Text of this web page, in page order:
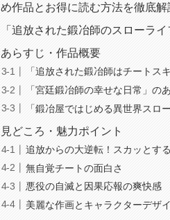
め作品とお得に読む方法を徹底解
「追放された鍛冶師のスローラ
あらすじ・作品概要
「追放された鍛冶師はチートス
「宮廷鍛冶師の幸せな日常」の
「鍛冶屋ではじめる異世界スロ
見どころ・魅力ポイント
追放からの大逆転！スカッとす
無自覚チートの面白さ
悪役の自滅と因果応報の爽快感
美麗な作画とキャラクターデザ